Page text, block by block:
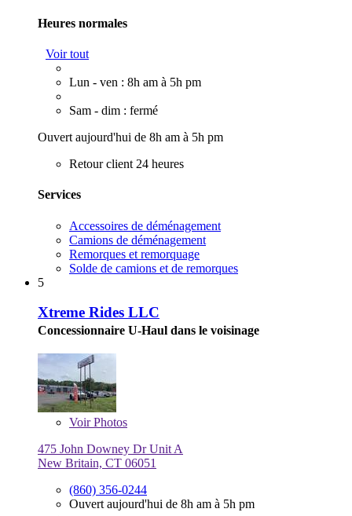
Heures normales
Voir tout
Lun - ven : 8h am à 5h pm
Sam - dim : fermé
Ouvert aujourd'hui de 8h am à 5h pm
Retour client 24 heures
Services
Accessoires de déménagement
Camions de déménagement
Remorques et remorquage
Solde de camions et de remorques
5
Xtreme Rides LLC
Concessionnaire U-Haul dans le voisinage
VoirPhotos
475 John Downey Dr Unit A
New Britain, CT 06051
(860) 356-0244
Ouvert aujourd'hui de 8h am à 5h pm